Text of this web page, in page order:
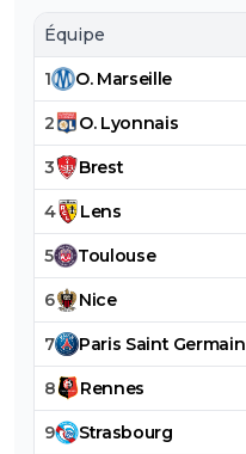
Équipe
1 O. Marseille
2 O. Lyonnais
3 Brest
4 Lens
5 Toulouse
6 Nice
7 Paris Saint Germain
8 Rennes
9 Strasbourg